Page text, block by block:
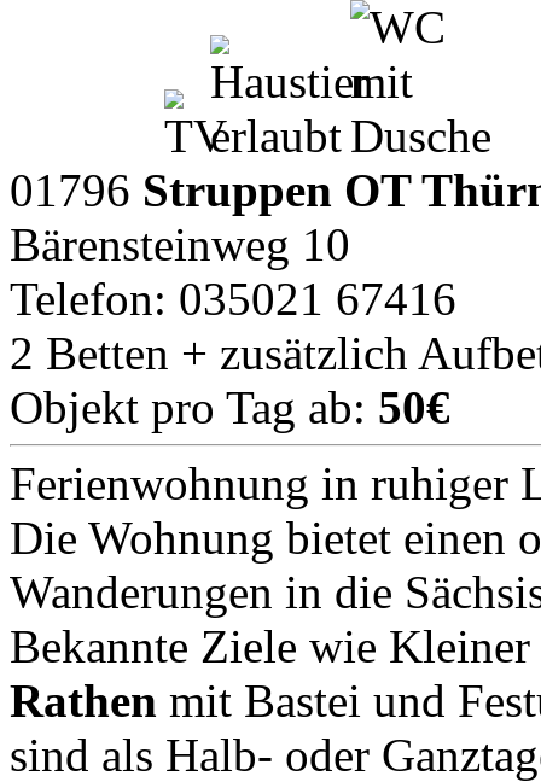
01796 Struppen OT
Bärensteinweg 10
Telefon: 035021 67416
2 Betten + zusätzlich
Objekt pro Tag ab: 50€
Ferienwohnung in ruhiger
Die Wohnung bietet einen
Wanderungen in die
Bekannte Ziele wie
Rathen mit Bastei und
sind als Halb- oder